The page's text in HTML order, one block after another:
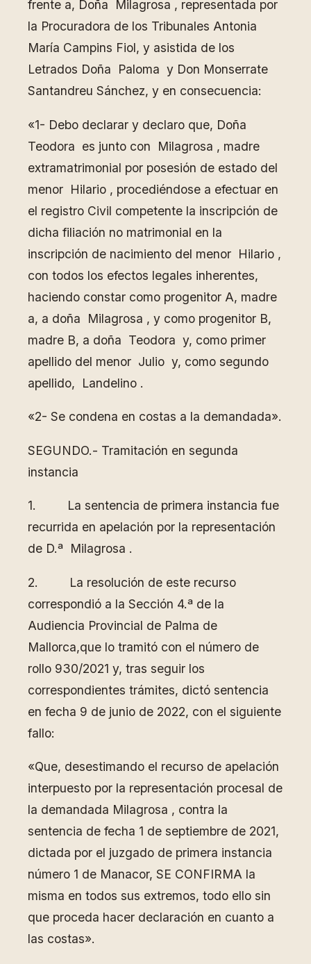
frente a, Doña Milagrosa , representada por
la Procuradora de los Tribunales Antonia
María Campins Fiol, y asistida de los
Letrados Doña Paloma y Don Monserrate
Santandreu Sánchez, y en consecuencia:
«1- Debo declarar y declaro que, Doña
Teodora es junto con Milagrosa , madre
extramatrimonial por posesión de estado del
menor Hilario , procediéndose a efectuar en
el registro Civil competente la inscripción de
dicha filiación no matrimonial en la
inscripción de nacimiento del menor Hilario ,
con todos los efectos legales inherentes,
haciendo constar como progenitor A, madre
a, a doña Milagrosa , y como progenitor B,
madre B, a doña Teodora y, como primer
apellido del menor Julio y, como segundo
apellido, Landelino .
«2- Se condena en costas a la demandada».
SEGUNDO.- Tramitación en segunda
instancia
1. La sentencia de primera instancia fue
recurrida en apelación por la representación
de D.ª Milagrosa .
2. La resolución de este recurso
correspondió a la Sección 4.ª de la
Audiencia Provincial de Palma de
Mallorca,que lo tramitó con el número de
rollo 930/2021 y, tras seguir los
correspondientes trámites, dictó sentencia
en fecha 9 de junio de 2022, con el siguiente
fallo:
«Que, desestimando el recurso de apelación
interpuesto por la representación procesal de
la demandada Milagrosa , contra la
sentencia de fecha 1 de septiembre de 2021,
dictada por el juzgado de primera instancia
número 1 de Manacor, SE CONFIRMA la
misma en todos sus extremos, todo ello sin
que proceda hacer declaración en cuanto a
las costas».